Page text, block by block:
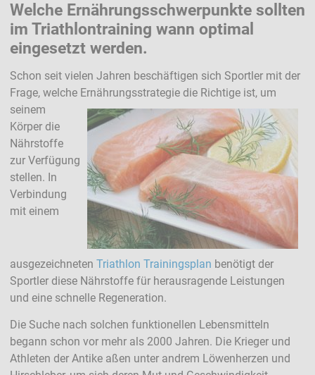
Welche Ernährungsschwerpunkte sollten
im Triathlontraining wann optimal
eingesetzt werden.
Schon seit vielen Jahren beschäftigen sich Sportler mit der
Frage, welche Ernährungsstrategie die Richtige ist, um
seinem
Körper die
Nährstoffe
zur Verfügung
stellen. In
Verbindung
mit einem
ausgezeichneten Triathlon Trainingsplan benötigt der
Sportler diese Nährstoffe für herausragende Leistungen
und eine schnelle Regeneration.
Die Suche nach solchen funktionellen Lebensmitteln
begann schon vor mehr als 2000 Jahren. Die Krieger und
Athleten der Antike aßen unter andrem Löwenherzen und